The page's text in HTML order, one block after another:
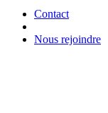
Contact
Nous rejoindre